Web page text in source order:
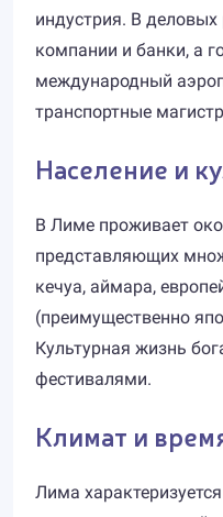
индустрия. В
компании и банки, а
международный
транспортные
Население и
В Лиме проживает
представляющих
кечуа, аймара,
(преимущественно
Культурная жизнь
фестивалями.
Климат и
Лима